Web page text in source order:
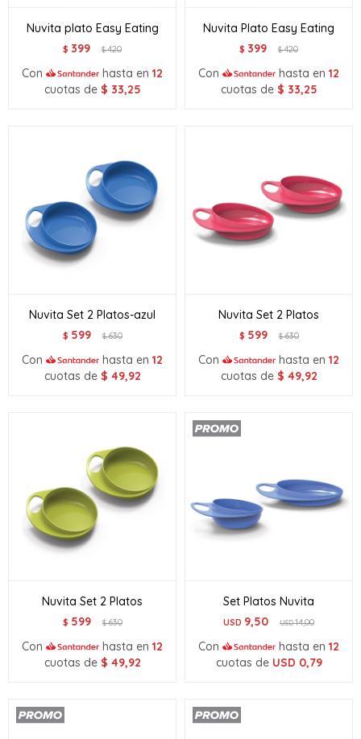
Nuvita plato Easy Eating
$ 399 $420
Con hasta en 12
cuotas de $ 33,25
Nuvita Plato Easy Eating
$ 399 $420
Con hasta en 12
cuotas de $ 33,25
Nuvita Set 2 Platos-azul
$ 599 $630
Con hasta en 12
cuotas de $ 49,92
Nuvita Set 2 Platos
$ 599 $630
Con hasta en 12
cuotas de $ 49,92
Nuvita Set 2 Platos
$ 599 $630
Con hasta en 12
cuotas de $ 49,92
Set Platos Nuvita
USD 9,50 USD14,00
Con hasta en 12
cuotas de USD 0,79